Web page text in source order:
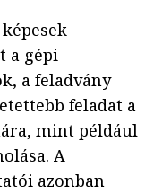
a gépi
a feladvány
feladat a
mint például
A
azonban